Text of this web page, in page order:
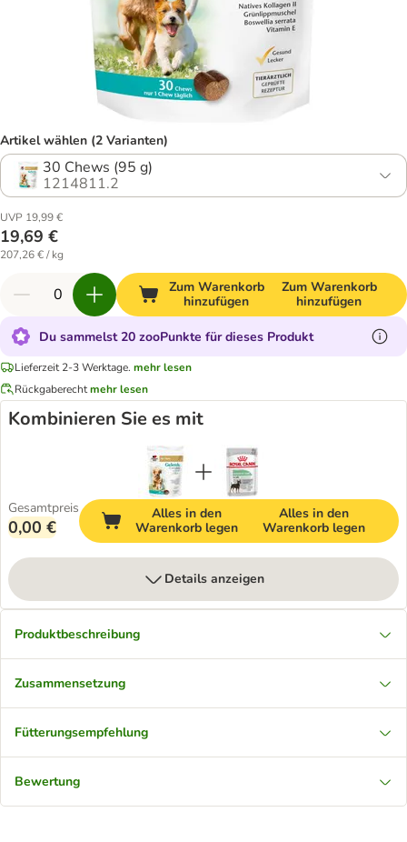
Artikel wählen (2 Varianten)
30 Chews (95 g)
1214811.2
UVP 19,99 €
19,69 €
207,26 € / kg
Zum Warenkorb
hinzufügen
Zum Warenkorb
hinzufügen
Du sammelst 20 zooPunkte für dieses Produkt
Lieferzeit 2-3 Werktage. mehr lesen
Rückgaberechtmehr lesen
Kombinieren Sie es mit
Gesamtpreis
0,00 €
Alles in den
Warenkorb legen
Alles in den
Warenkorb legen
Details anzeigen
Produktbeschreibung
Zusammensetzung
Fütterungsempfehlung
Bewertung